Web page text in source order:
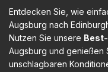
Entdecken Sie, wie
Augsburg nach
Nutzen Sie unsere
Augsburg und genießen
unschlagbaren